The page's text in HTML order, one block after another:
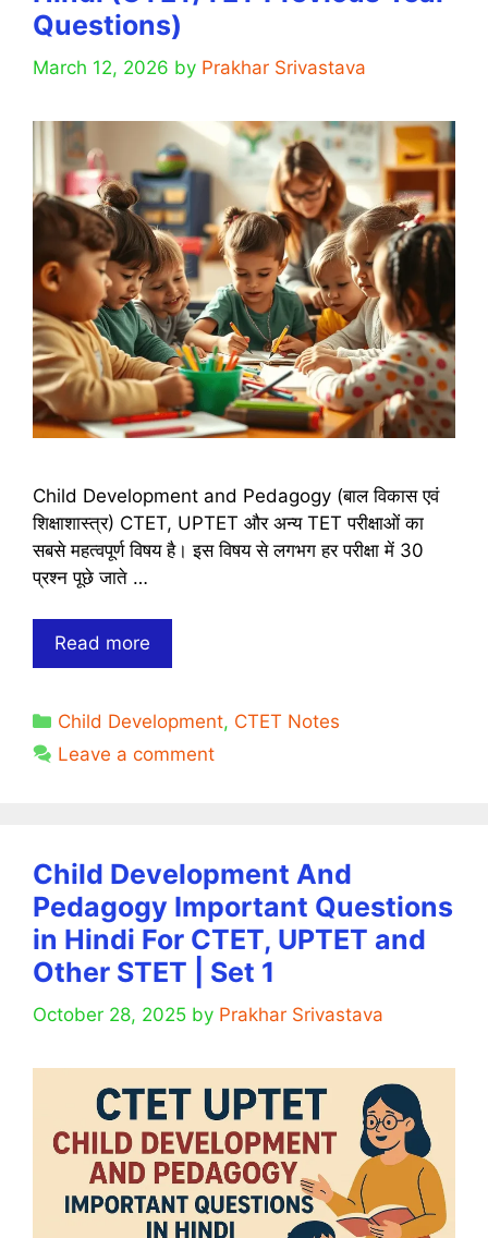
Questions)
March 12, 2026 by Prakhar Srivastava
Child Development and Pedagogy (बाल विकास एवं
शिक्षाशास्त्र) CTET, UPTET और अन्य TET परीक्षाओं का
सबसे महत्वपूर्ण विषय है। इस विषय से लगभग हर परीक्षा में 30
प्रश्न पूछे जाते …
Read more
Development
Pedagogy
Important
(CTET/TET
Previous
Year
Questions)
Categories
Child Development, CTET Notes
Leave a comment
Child Development And
Pedagogy Important Questions
in Hindi For CTET, UPTET and
Other STET | Set 1
October 28, 2025 by Prakhar Srivastava